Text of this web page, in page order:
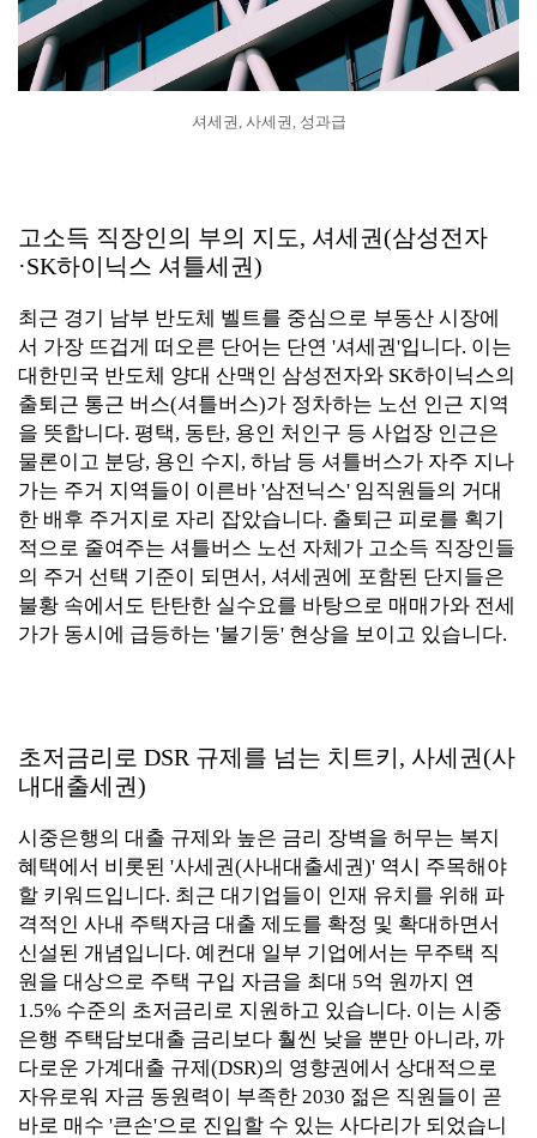
셔세권, 사세권, 성과급
고소득 직장인의 부의 지도, 셔세권(삼성전자
·SK하이닉스 셔틀세권)
최근 경기 남부 반도체 벨트를 중심으로 부동산 시장에
서 가장 뜨겁게 떠오른 단어는 단연 '셔세권'입니다. 이는
대한민국 반도체 양대 산맥인 삼성전자와 SK하이닉스의
출퇴근 통근 버스(셔틀버스)가 정차하는 노선 인근 지역
을 뜻합니다. 평택, 동탄, 용인 처인구 등 사업장 인근은
물론이고 분당, 용인 수지, 하남 등 셔틀버스가 자주 지나
가는 주거 지역들이 이른바 '삼전닉스' 임직원들의 거대
한 배후 주거지로 자리 잡았습니다. 출퇴근 피로를 획기
적으로 줄여주는 셔틀버스 노선 자체가 고소득 직장인들
의 주거 선택 기준이 되면서, 셔세권에 포함된 단지들은
불황 속에서도 탄탄한 실수요를 바탕으로 매매가와 전세
가가 동시에 급등하는 '불기둥' 현상을 보이고 있습니다.
초저금리로 DSR 규제를 넘는 치트키, 사세권(사
내대출세권)
시중은행의 대출 규제와 높은 금리 장벽을 허무는 복지
혜택에서 비롯된 '사세권(사내대출세권)' 역시 주목해야
할 키워드입니다. 최근 대기업들이 인재 유치를 위해 파
격적인 사내 주택자금 대출 제도를 확정 및 확대하면서
신설된 개념입니다. 예컨대 일부 기업에서는 무주택 직
원을 대상으로 주택 구입 자금을 최대 5억 원까지 연
1.5% 수준의 초저금리로 지원하고 있습니다. 이는 시중
은행 주택담보대출 금리보다 훨씬 낮을 뿐만 아니라, 까
다로운 가계대출 규제(DSR)의 영향권에서 상대적으로
자유로워 자금 동원력이 부족한 2030 젊은 직원들이 곧
바로 매수 '큰손'으로 진입할 수 있는 사다리가 되었습니